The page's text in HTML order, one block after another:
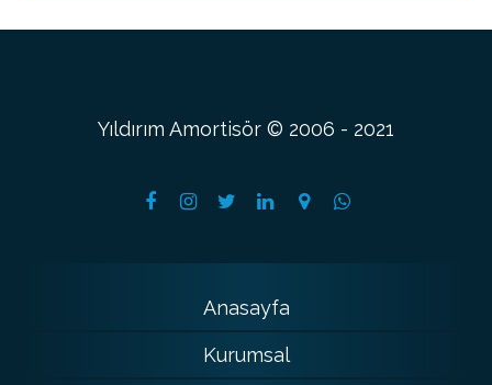
Yıldırım Amortisör © 2006 - 2021
Anasayfa
Kurumsal